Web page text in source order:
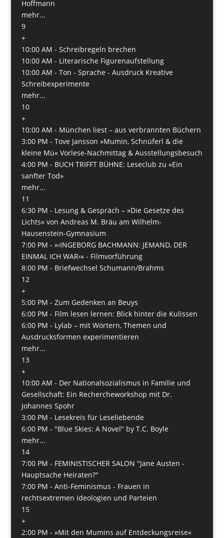
Hoffmann
mehr...
9
+
10:00 AM - Schreibregeln brechen
10:00 AM - Literarische Figurenaufstellung
10:00 AM - Ton - Sprache - Ausdruck Kreative
Schreibexperimente
mehr...
10
+
10:00 AM - München liest – aus verbrannten Büchern
3:00 PM - Tove Jansson »Mumin, Schnüferl & die
kleine Mü« Vorlese-Nachmittag & Ausstellungsbesuch
4:00 PM - BUCH TRIFFT BÜHNE: Leseclub zu «Ein
sanfter Tod»
mehr...
11
6:30 PM - Lesung & Gespräch – »Die Gesetze des
Lichts« von Andreas M. Bräu am Wilhelm-
Hausenstein-Gymnasium
7:00 PM - »›INGEBORG BACHMANN: JEMAND, DER
EINMAL ICH WAR‹« - Filmvorführung
8:00 PM - Briefwechsel Schumann/Brahms
12
+
5:00 PM - Zum Gedenken an Beuys
6:00 PM - Film lesen lernen: Blick hinter die Kulissen
6:00 PM - Lylab – mit Wörtern, Themen und
Ausdrucksformen experimentieren
mehr...
13
+
10:00 AM - Der Nationalsozialismus in Familie und
Gesellschaft: Ein Rechercheworkshop mit Dr.
Johannes Spohr
3:00 PM - Lesekreis für Leseliebende
6:00 PM - "Blue Skies: A Novel" by T.C. Boyle
mehr...
14
7:00 PM - FEMINISTISCHER SALON "Jane Austen -
Hauptsache Heiraten?"
7:00 PM - Anti-Feminismus - Frauen in
rechtsextremen Ideologien und Parteien
15
+
2:00 PM - »Mit den Mumins auf Entdeckungsreise«